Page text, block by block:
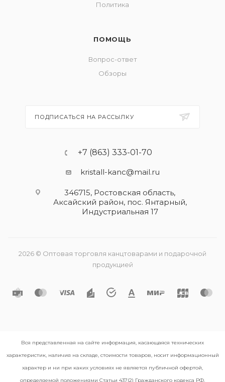
Политика
ПОМОЩЬ
Вопрос-ответ
Обзоры
ПОДПИСАТЬСЯ НА РАССЫЛКУ
+7 (863) 333-01-70
kristall-kanc@mail.ru
346715, Ростовская область​,
Аксайский район, пос. Янтарный,
Индустриальная 17
2026 © Оптовая торговля канцтоварами и подарочной
продукцией
Вся представленная на сайте информация, касающаяся технических
характеристик, наличия на складе, стоимости товаров, носит информационный
характер и ни при каких условиях не является публичной офертой,
определяемой положениями Статьи 437(2) Гражданского кодекса РФ.